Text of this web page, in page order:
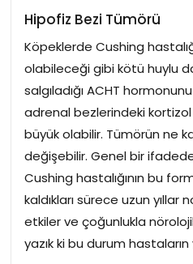
Hipofiz Bezi Tümörü
Köpeklerde Cushing
olabileceği gibi kötü huylu
salgıladığı ACHT
adrenal bezlerindeki
büyük olabilir. Tümörün ne
değişebilir. Genel bir
Cushing hastalığının bu
kaldıkları sürece uzun
etkiler ve çoğunlukla
yazık ki bu durum hastaların